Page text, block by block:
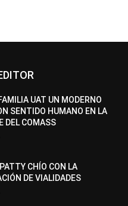
UAT UN MODERNO
SENTIDO HUMANO EN LA
DEL COMASS
CHÍO CON LA
DE VIALIDADES